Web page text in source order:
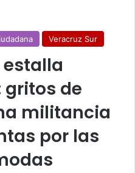
Veracruz Sur
gritos de
militancia
por las